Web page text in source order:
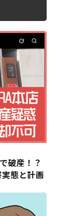
破産！？
態と計画